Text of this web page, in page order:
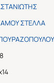
την
ΣΤΕΛΛΑ